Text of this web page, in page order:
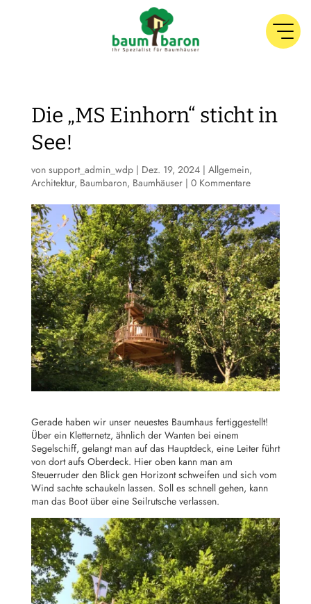
Die „MS Einhorn“ sticht in
See!
von support_admin_wdp| Dez. 19, 2024| Allgemein,
Architektur, Baumbaron, Baumhäuser| 0 Kommentare
Gerade haben wir unser neuestes Baumhaus fertiggestellt!
Über ein Kletternetz, ähnlich der Wanten bei einem
Segelschiff, gelangt man auf das Hauptdeck, eine Leiter führt
von dort aufs Oberdeck. Hier oben kann man am
Steuerruder den Blick gen Horizont schweifen und sich vom
Wind sachte schaukeln lassen. Soll es schnell gehen, kann
man das Boot über eine Seilrutsche verlassen.